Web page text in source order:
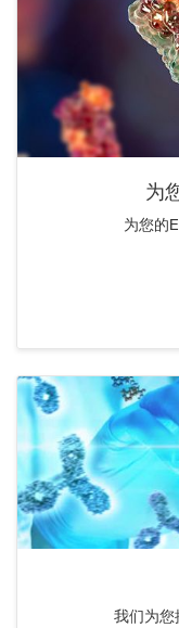
为
为您的
我们为您